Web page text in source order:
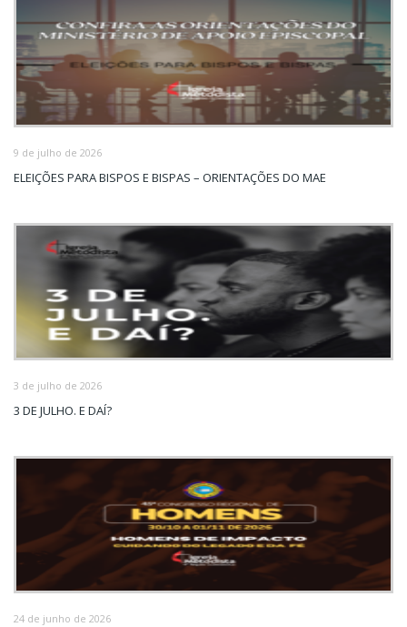
9 de julho de 2026
ELEIÇÕES PARA BISPOS E BISPAS – ORIENTAÇÕES DO MAE
3 de julho de 2026
3 DE JULHO. E DAÍ?
24 de junho de 2026